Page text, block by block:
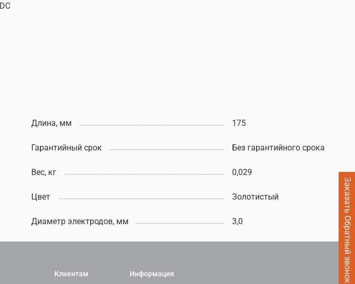
Заказать Обратный звонок
Длина, мм 175
Гарантийный срок Без гарантийного срока
Вес, кг 0,029
Цвет Золотистый
Диаметр электродов, мм 3,0
Клиентам Информация